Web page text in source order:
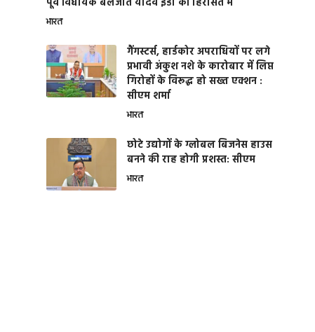
भारत
गैंगस्टर्स, हार्डकोर अपराधियों पर लगे
प्रभावी अंकुश नशे के कारोबार में लिप्त
गिरोहों के विरूद्ध हो सख्त एक्शन :
सीएम शर्मा
भारत
छोटे उद्योगों के ग्लोबल बिजनेस हाउस
बनने की राह होगी प्रशस्त: सीएम
भारत